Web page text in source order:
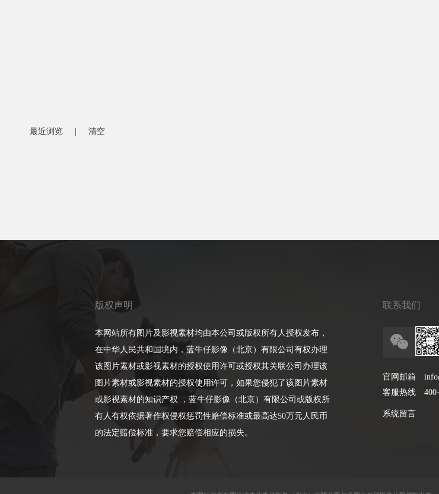
最近浏览 清空
版权声明
本网站所有图片及影视素材均由本公司或版权所有人授权发布，
在中华人民共和国境内，蓝牛仔影像（北京）有限公司有权办理
该图片素材或影视素材的授权使用许可或授权其关联公司办理该
图片素材或影视素材的授权使用许可，如果您侵犯了该图片素材
或影视素材的知识产权 ，蓝牛仔影像（北京）有限公司或版权所
有人有权依据著作权侵权惩罚性赔偿标准或最高达50万元人民币
的法定赔偿标准，要求您赔偿相应的损失。
联系我们
官网邮箱
客服热线
系统留言